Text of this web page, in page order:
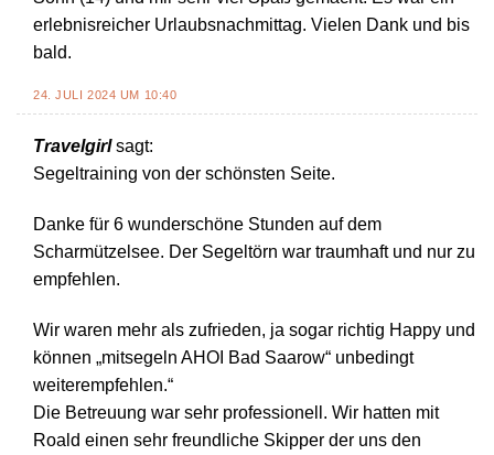
erlebnisreicher Urlaubsnachmittag. Vielen Dank und bis
bald.
24. JULI 2024 UM 10:40
Travelgirl sagt:
Segeltraining von der schönsten Seite.
Danke für 6 wunderschöne Stunden auf dem
Scharmützelsee. Der Segeltörn war traumhaft und nur zu
empfehlen.
Wir waren mehr als zufrieden, ja sogar richtig Happy und
können „mitsegeln AHOI Bad Saarow“ unbedingt
weiterempfehlen.“
Die Betreuung war sehr professionell. Wir hatten mit
Roald einen sehr freundliche Skipper der uns den